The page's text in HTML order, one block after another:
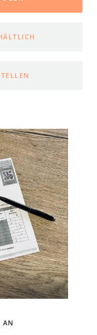
AN